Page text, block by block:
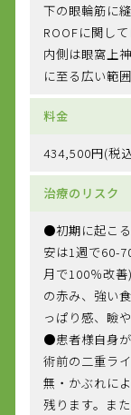
下の眼輪筋に
ROOFに関し
内側は眼窩上
に至る広い範
料金
434,500円(税
治療のリスク
●初期に起こ
安は1週で
月で100％改
の赤み、強い
っぱり感、瞼
●患者様自身
術前の二重ラ
無・かぶれに
残ります。ま